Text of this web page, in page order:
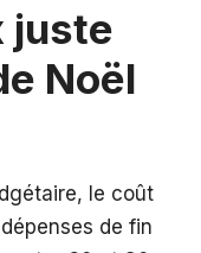
juste
Noël
le coût
de fin